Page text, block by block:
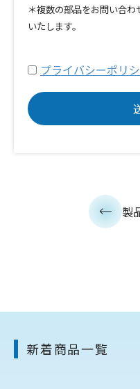
＊複数の部品をお問い合
いたします。
プライバシーポリ
製
新着商品一覧